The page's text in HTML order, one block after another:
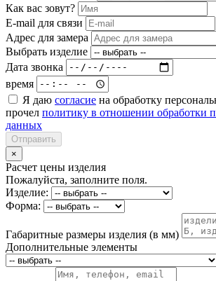
Как вас зовут?
E-mail для связи
Адрес для замера
Выбрать изделие
Дата звонка
время
Я даю согласие на обработку
прочел политику в отношении обработки
данных
Отправить
×
Расчет цены изделия
Пожалуйста, заполните поля.
Изделие:
Форма:
Габаритные размеры изделия (в мм)
Дополнительные элементы